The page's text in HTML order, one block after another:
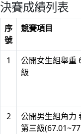
決賽成績列表
序
號
競賽項目
1
公開女生組舉重
級
2
公開男生組角力
第三級